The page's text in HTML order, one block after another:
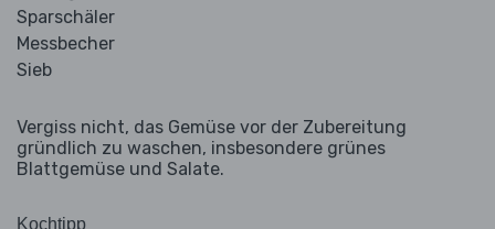
Sparschäler
Messbecher
Sieb
Vergiss nicht, das Gemüse vor der Zubereitung
gründlich zu waschen, insbesondere grünes
Blattgemüse und Salate.
Kochtipp